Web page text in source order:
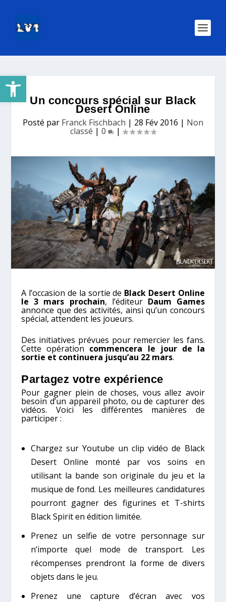
Ouvrir la barre d’outils
Un concours spécial sur Black
Desert Online
Posté par Franck Fischbach | 28 Fév 2016 | Non
classé | 0 |
A l’occasion de la sortie de Black Desert Online
le 3 mars prochain, l’éditeur Daum Games
annonce que des activités, ainsi qu’un concours
spécial, attendent les joueurs.
Des initiatives prévues pour remercier les fans.
Cette opération commencera le jour de la
sortie et continuera jusqu’au 22 mars.
Partagez votre expérience
Pour gagner plein de choses, vous allez avoir
besoin d’un appareil photo, ou de capturer des
vidéos. Voici les différentes manières de
participer :
Chargez sur Youtube un clip vidéo de Black
Desert Online monté par vos soins en
utilisant la bande son originale du jeu et la
musique de fond. Les meilleures candidatures
pourront gagner des figurines et T-shirts
Black Spirit en édition limitée.
Prenez un selfie de votre personnage sur
n’importe quel mode de transport. Les
récompenses prendront la forme de divers
objets dans le jeu.
Prenez une capture d’écran avec vos